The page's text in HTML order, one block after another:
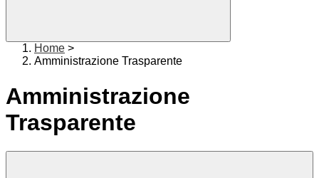
Home >
Amministrazione Trasparente
Amministrazione
Trasparente